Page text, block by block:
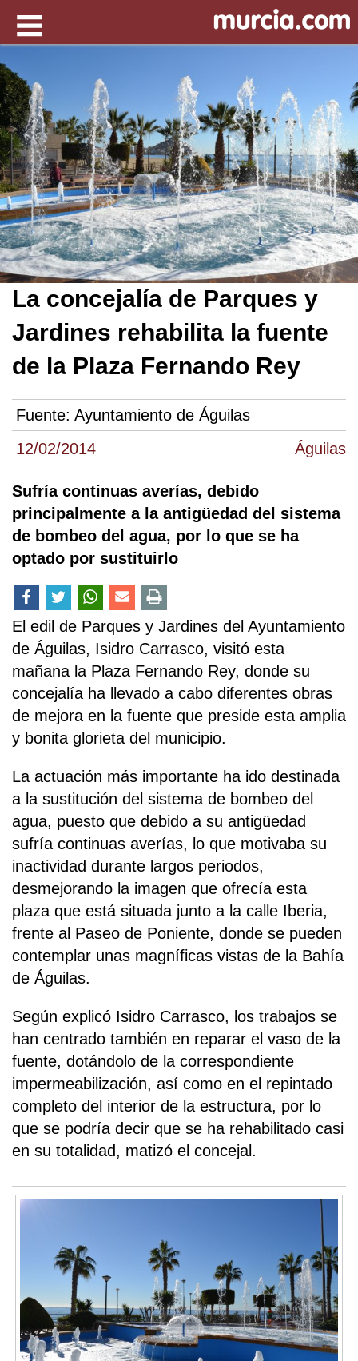
12/02/2014 Águilas
La concejalía de Parques y
Jardines rehabilita la fuente
de la Plaza Fernando Rey
Fuente: Ayuntamiento de Águilas
Sufría continuas averías, debido
principalmente a la antigüedad del sistema
de bombeo del agua, por lo que se ha
optado por sustituirlo
El edil de Parques y Jardines del Ayuntamiento
de Águilas, Isidro Carrasco, visitó esta
mañana la Plaza Fernando Rey, donde su
concejalía ha llevado a cabo diferentes obras
de mejora en la fuente que preside esta amplia
y bonita glorieta del municipio.
La actuación más importante ha ido destinada
a la sustitución del sistema de bombeo del
agua, puesto que debido a su antigüedad
sufría continuas averías, lo que motivaba su
inactividad durante largos periodos,
desmejorando la imagen que ofrecía esta
plaza que está situada junto a la calle Iberia,
frente al Paseo de Poniente, donde se pueden
contemplar unas magníficas vistas de la Bahía
de Águilas.
Según explicó Isidro Carrasco, los trabajos se
han centrado también en reparar el vaso de la
fuente, dotándolo de la correspondiente
impermeabilización, así como en el repintado
completo del interior de la estructura, por lo
que se podría decir que se ha rehabilitado casi
en su totalidad, matizó el concejal.